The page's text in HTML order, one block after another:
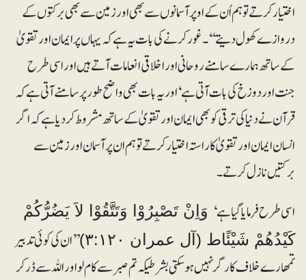
اختیار کرتے تو ہم اُن کے اوپر آسمانوں سے بھی اور زمین سے بھی برکتوں کے
دروازے کھول دیتے‘‘۔غورکرنے کی بات یہ ہے کہ یہاں پر ایمان اور تقویٰ
کے ساتھ ہمارے سامنے روحانی اوراخلاقی انعامات آتے ہیں اور اسی طرح
جنت اوردوزخ کی بات آتی ہے‘ اور یہ بات بھی واضح طور پر سامنے آتی ہے کہ
قرآن نے دنیا کی ترقی کوبھی ایمان اور تقویٰ کے ساتھ مشروط کر دیا ہے کہ اگر
انسان ایمان اورتقویٰ کا راستہ اختیار کرتے تو ہم ان پر آسمان اور زمین سے
برکتیں نازل کرتے۔
اسی طرح فرمایا گیا ہے‘وَاِنْ تَصْبِرُوْا وَتَتَّقُوْا لاَ یَضُرُّکُمْ
کَیْدُھُمْ شَیْئًاط (آل عمران ۳:۱۲۰)
’’ان کی کوئی تدبیر
تمھارے خلاف کارگر نہیں ہو سکتی بشرطیکہ تم صبر سے کام لو اور اللہ سے ڈر کر